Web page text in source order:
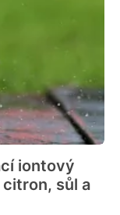
iontový
sůl a